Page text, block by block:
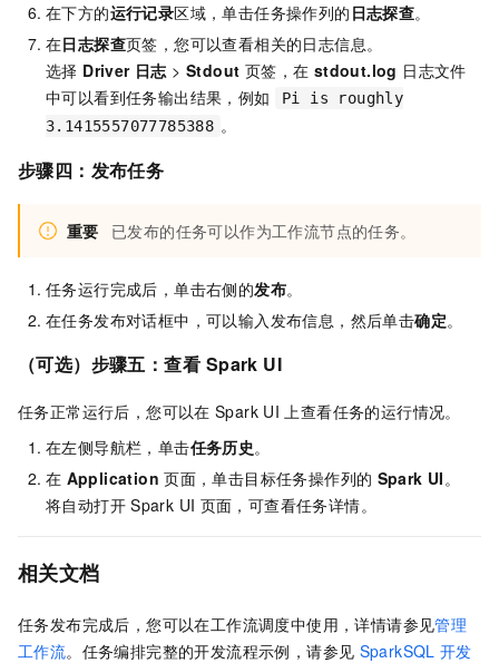
在下方的运行记录区域，单击任务操作列的 日志探查。
在日志探查页签，您可以查看相关的日志信息。
选择 Driver 日志>Stdout 页签，在 stdout.log 日志文件
中可以看到任务输出结果，例如
Pi is roughly
3.1415557077785388 。
步骤四：发布任务
重要 已发布的任务可以作为工作流节点的任务。
任务运行完成后，单击右侧的发布。
在任务发布对话框中，可以输入发布信息，然后单击确定。
（可选）步骤五：查看 Spark UI
任务正常运行后，您可以在 Spark UI 上查看任务的运行情况。
在左侧导航栏，单击任务历史。
在 Application 页面，单击目标任务操作列的 Spark UI 。
将自动打开 Spark UI 页面，可查看任务详情。
相关文档
任务发布完成后，您可以在工作流调度中使用，详情请参见管理
工作流。任务编排完整的开发流程示例，请参见 SparkSQL 开发